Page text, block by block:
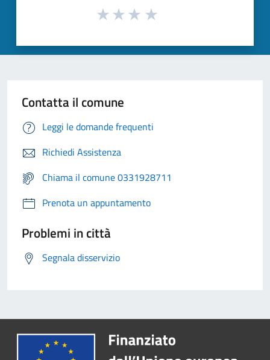
Contatta il comune
Leggi le domande frequenti
Richiedi Assistenza
Chiama il comune 0331928711
Prenota un appuntamento
Problemi in città
Segnala disservizio